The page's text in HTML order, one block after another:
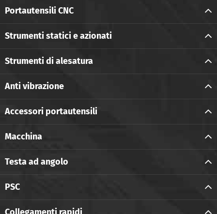
Portautensili CNC
Strumenti statici e azionati
Strumenti di alesatura
Anti vibrazione
Accessori portautensili
Macchina
Testa ad angolo
PSC